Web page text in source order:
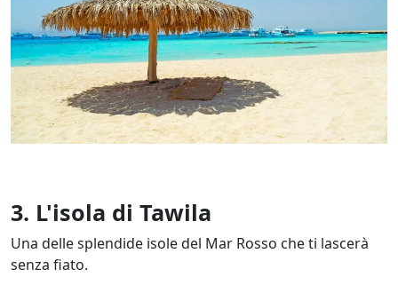
3. L'isola di Tawila
Una delle splendide isole del Mar Rosso che ti lascerà
senza fiato.